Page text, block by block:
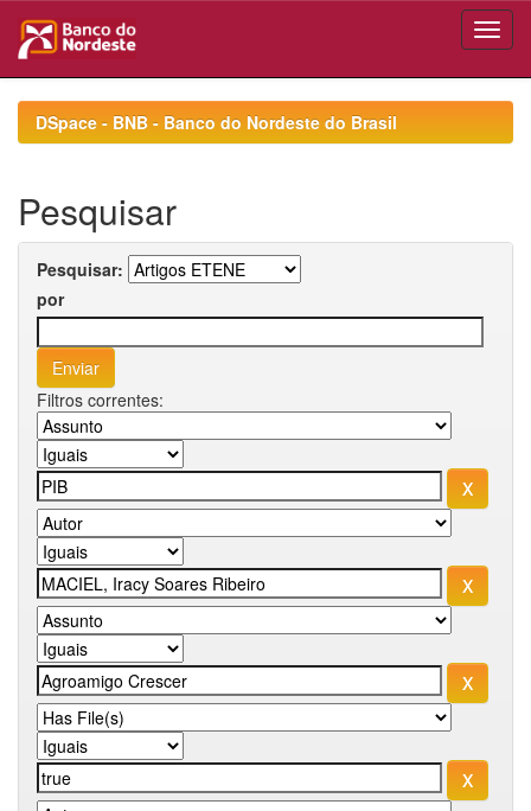
navigationDSpace - BNB - Banco do Nordeste do Brasil
Pesquisar
Pesquisar:
por
Filtros correntes: